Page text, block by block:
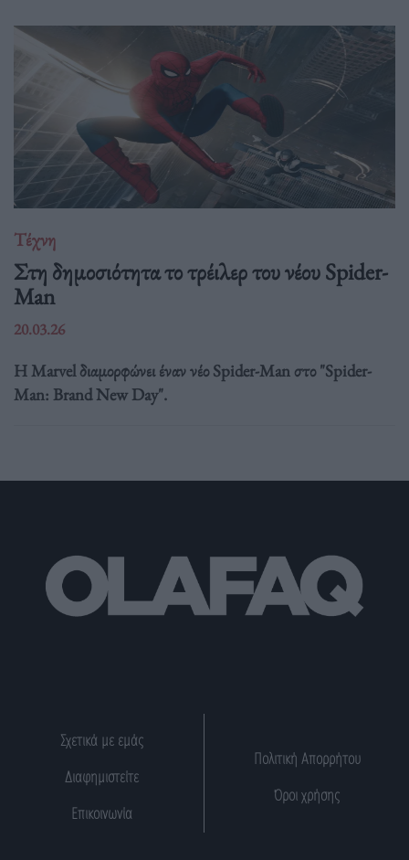
Τέχνη
Στη δημοσιότητα το τρέιλερ του νέου Spider-
Man
20.03.26
Η Marvel διαμορφώνει έναν νέο Spider-Man στο "Spider-
Man: Brand New Day".
Σχετικά με εμάς
Διαφημιστείτε
Επικοινωνία
Πολιτική Απορρήτου
Όροι χρήσης